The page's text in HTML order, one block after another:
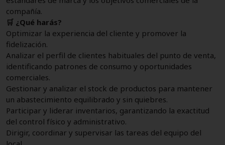
compañía.
🛒 ¿Qué harás?
Optimizar la experiencia del cliente y promover la
fidelización.
Analizar el perfil de clientes habituales del punto de venta,
identificando patrones de consumo y oportunidades
comerciales.
Gestionar y analizar el stock de productos para mantener
un abastecimiento equilibrado y sin quiebres.
Participar y liderar inventarios, garantizando la exactitud
del control físico y administrativo.
Dirigir, coordinar y supervisar las tareas del equipo del